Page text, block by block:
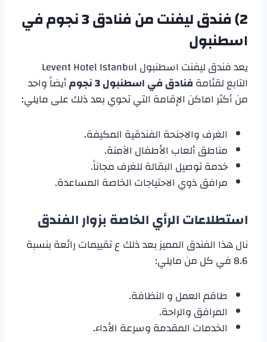
2) فندق ليفنت من
فنادق 3 نجوم في
اسطنبول
يعد فندق ليفنت اسطنبول Levent Hotel Istanbul
التابع لقئامةفنادق في اسطنبول 3 نجوم
أيضاً واحد
من أكثر اماكن الإقامة التي تحوي بعد ذلك على مايلي:
الغرف والاجنحة الفندقية المكيفة.
مناطق ألعاب الأطفال الآمنة.
خدمة توصيل البقالة للغرف مجاناً.
مرافق ذوي الاحتياجات الخاصة المساعدة.
استطلاعات الرأي الخاصة بزوار الفندق
نال هذا الفندق المميز بعد ذلك ع تقييمات رائعة بنسبة
8.6 في كل من مايلي:
طاقم العمل و النظافة.
المرافق والراحة.
الخدمات المقدمة وسرعة الأداء.